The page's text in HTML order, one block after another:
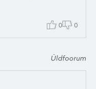
0 0
Üldfoorum